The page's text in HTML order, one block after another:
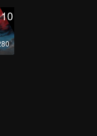
10
280تم تجديد